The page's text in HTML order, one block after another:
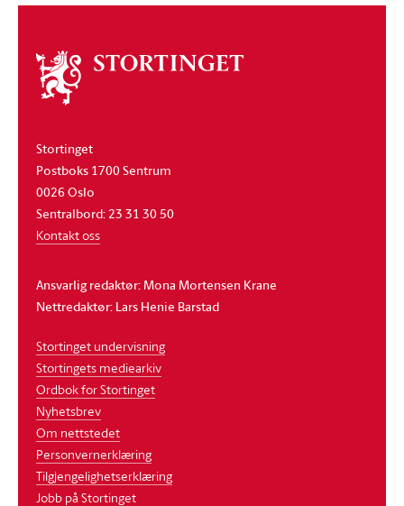
Om
stortinget
Stortinget
Postboks 1700 Sentrum
0026 Oslo
Sentralbord: 23 31 30 50
Kontakt oss
Ansvarlig redaktør: Mona Mortensen Krane
Nettredaktør: Lars Henie Barstad
Stortinget undervisning
Stortingets mediearkiv
Ordbok for Stortinget
Nyhetsbrev
Om nettstedet
Personvernerklæring
Tilgjengelighetserklæring
Jobb på Stortinget